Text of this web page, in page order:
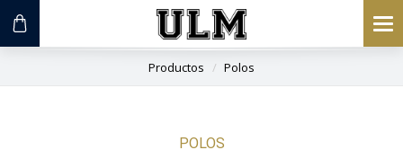
Productos Polos
POLOS